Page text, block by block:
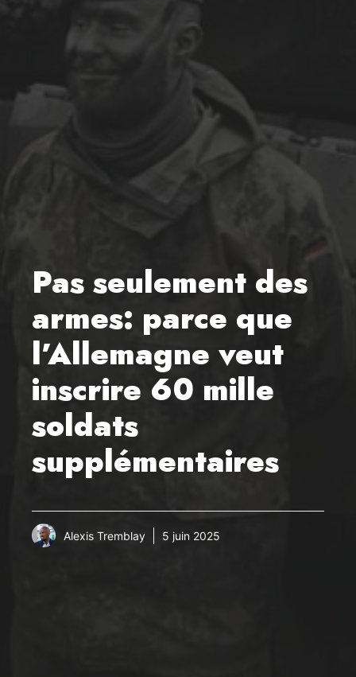
Pas seulement des
armes: parce que
l’Allemagne veut
inscrire 60 mille
soldats
supplémentaires
Alexis Tremblay 5 juin 2025